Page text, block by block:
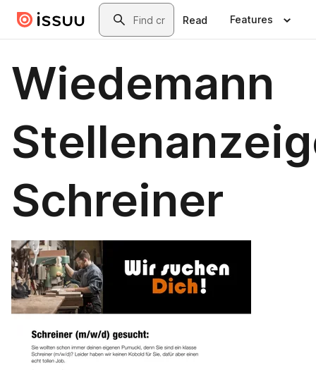
Skip to main contentSearch
Read Features
Wiedemann
Schreiner